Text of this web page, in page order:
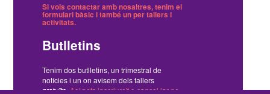
Si vols contactar amb nosaltres, tenim el
formulari bàsic i tambéun per tallers i
activitats.
Butlletins
Tenim dos butlletins, un trimestral de
notícies i un on avisem dels tallers
gratuïts. Ací pots inscriure't o cancel·lar-ne